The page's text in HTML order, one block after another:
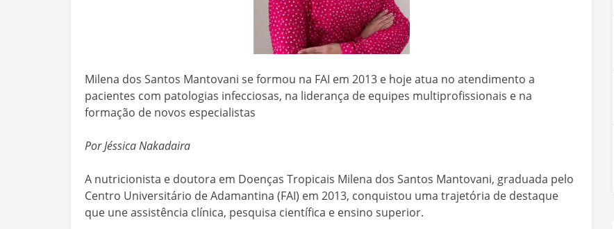
Milena dos Santos Mantovani se formou na FAI em 2013 e hoje atua no atendimento a
pacientes com patologias infecciosas, na liderança de equipes multiprofissionais e na
formação de novos especialistas
Por Jéssica Nakadaira
A nutricionista e doutora em Doenças Tropicais Milena dos Santos Mantovani, graduada pelo
Centro Universitário de Adamantina (FAI) em 2013, conquistou uma trajetória de destaque
que une assistência clínica, pesquisa científica e ensino superior.